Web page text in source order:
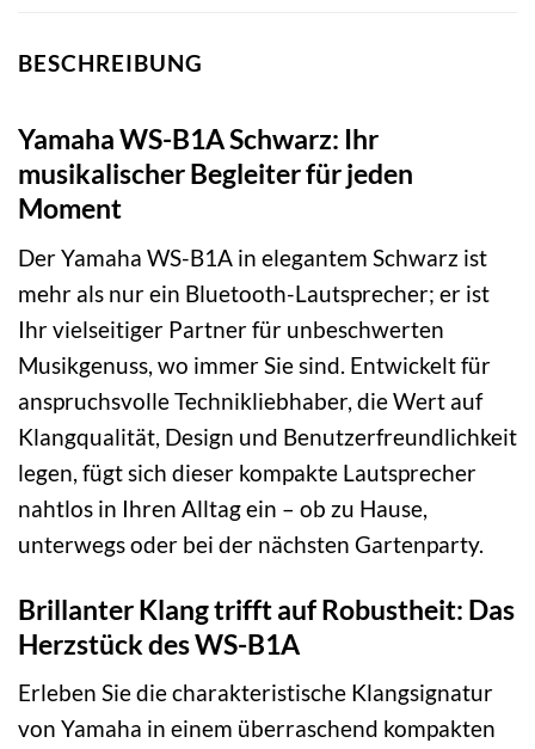
BESCHREIBUNG
Yamaha WS-B1A Schwarz: Ihr
musikalischer Begleiter für jeden
Moment
Der Yamaha WS-B1A in elegantem Schwarz ist
mehr als nur ein Bluetooth-Lautsprecher; er ist
Ihr vielseitiger Partner für unbeschwerten
Musikgenuss, wo immer Sie sind. Entwickelt für
anspruchsvolle Technikliebhaber, die Wert auf
Klangqualität, Design und Benutzerfreundlichkeit
legen, fügt sich dieser kompakte Lautsprecher
nahtlos in Ihren Alltag ein – ob zu Hause,
unterwegs oder bei der nächsten Gartenparty.
Brillanter Klang trifft auf Robustheit: Das
Herzstück des WS-B1A
Erleben Sie die charakteristische Klangsignatur
von Yamaha in einem überraschend kompakten